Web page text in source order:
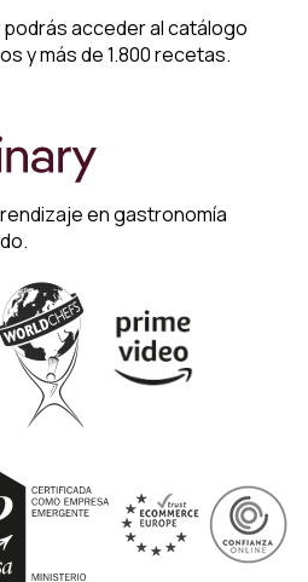
acceder al catálogo
y más de 1.800 recetas.
en gastronomía